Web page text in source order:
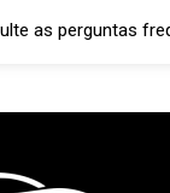
as perguntas